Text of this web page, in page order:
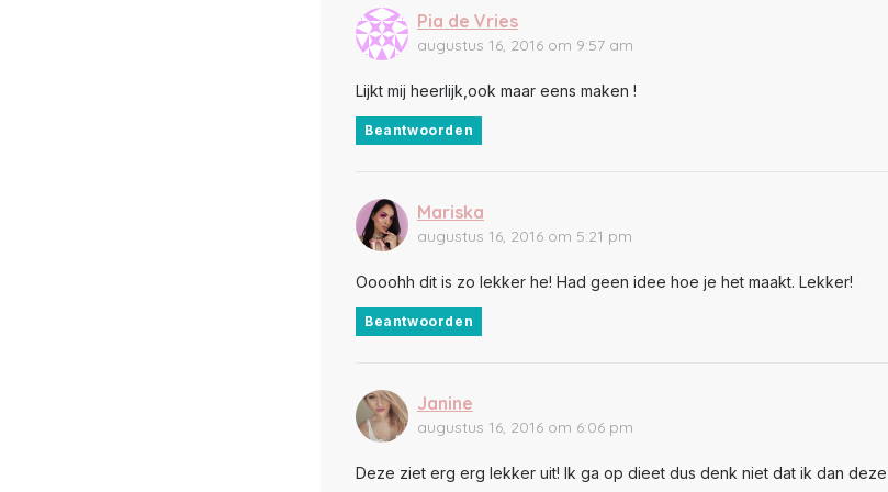
Pia de Vries
augustus 16, 2016 om 9:57 am
Lijkt mij heerlijk,ook maar eens maken !
Beantwoorden
Mariska
augustus 16, 2016 om 5:21 pm
Oooohh dit is zo lekker he! Had geen idee hoe je het maakt. Lekker!
Beantwoorden
Janine
augustus 16, 2016 om 6:06 pm
Deze ziet erg erg lekker uit! Ik ga op dieet dus denk niet dat ik dan